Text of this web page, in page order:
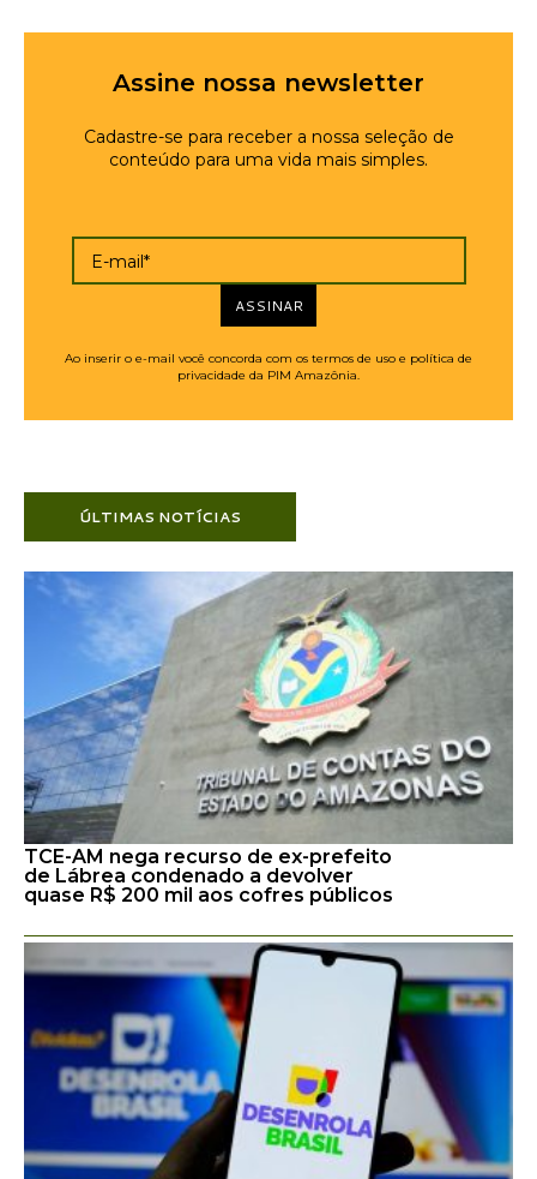
Assine nossa newsletter
Cadastre-se para receber a nossa seleção de
conteúdo para uma vida mais simples.
E-mail*
ASSINAR
Ao inserir o e-mail você concorda com os termos de uso e política de
privacidade da PIM Amazônia.
ÚLTIMAS NOTÍCIAS
TCE-AM nega recurso de ex-prefeito
de Lábrea condenado a devolver
quase R$ 200 mil aos cofres públicos